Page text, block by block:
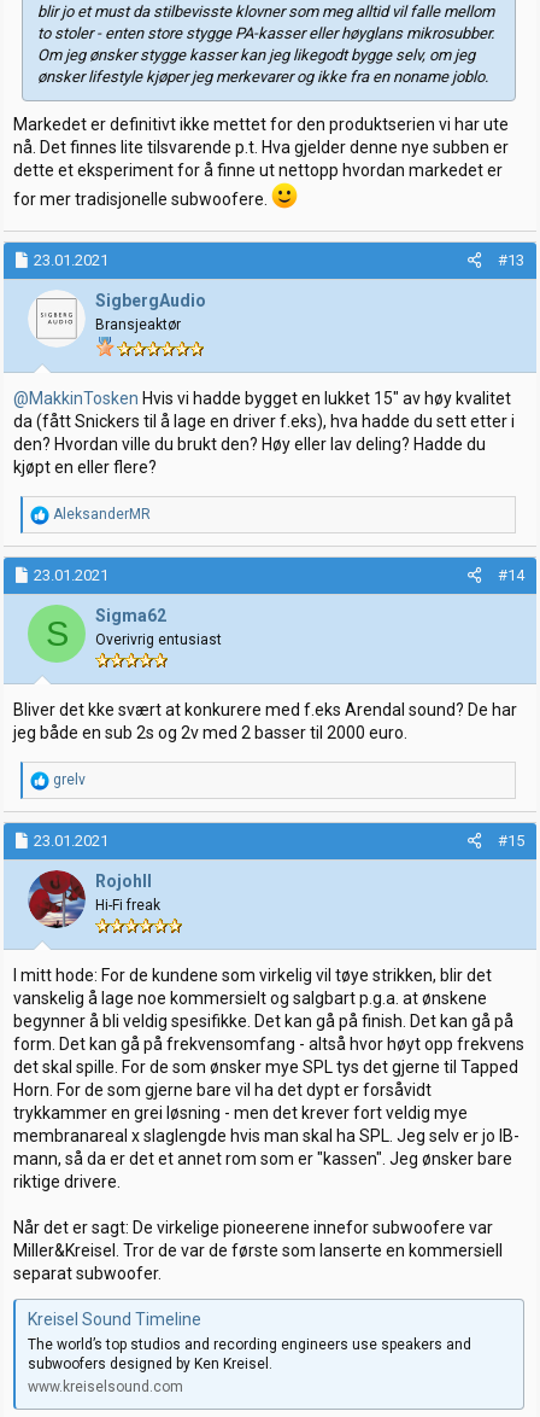
blir jo et must da stilbevisste klovner som meg alltid vil falle mellom
to stoler - enten store stygge PA-kasser eller høyglans mikrosubber.
Om jeg ønsker stygge kasser kan jeg likegodt bygge selv, om jeg
ønsker lifestyle kjøper jeg merkevarer og ikke fra en noname joblo.
Markedet er definitivt ikke mettet for den produktserien vi har ute
nå. Det finnes lite tilsvarende p.t. Hva gjelder denne nye subben er
dette et eksperiment for å finne ut nettopp hvordan markedet er
for mer tradisjonelle subwoofere.
23.01.2021 #13
SigbergAudio
Bransjeaktør
@MakkinTosken Hvis vi hadde bygget en lukket 15" av høy kvalitet
da (fått Snickers til å lage en driver f.eks), hva hadde du sett etter i
den? Hvordan ville du brukt den? Høy eller lav deling? Hadde du
kjøpt en eller flere?
R
e
a
k
s
j
o
n
e
r
:
AleksanderMR
23.01.2021 #14
S Sigma62
Overivrig entusiast
Bliver det kke svært at konkurere med f.eks Arendal sound? De har
jeg både en sub 2s og 2v med 2 basser til 2000 euro.
R
e
a
k
s
j
o
n
e
r
grelv
23.01.2021 #15
RojohII
Hi-Fi freak
I mitt hode: For de kundene som virkelig vil tøye strikken, blir det
vanskelig å lage noe kommersielt og salgbart p.g.a. at ønskene
begynner å bli veldig spesifikke. Det kan gå på finish. Det kan gå på
form. Det kan gå på frekvensomfang - altså hvor høyt opp frekvens
det skal spille. For de som ønsker mye SPL tys det gjerne til Tapped
Horn. For de som gjerne bare vil ha det dypt er forsåvidt
trykkammer en grei løsning - men det krever fort veldig mye
membranareal x slaglengde hvis man skal ha SPL. Jeg selv er jo IB-
mann, så da er det et annet rom som er "kassen". Jeg ønsker bare
riktige drivere.
Når det er sagt: De virkelige pioneerene innefor subwoofere var
Miller&Kreisel. Tror de var de første som lanserte en kommersiell
separat subwoofer.
Kreisel Sound Timeline
The world’s top studios and recording engineers use speakers and
subwoofers designed by Ken Kreisel.
www.kreiselsound.com